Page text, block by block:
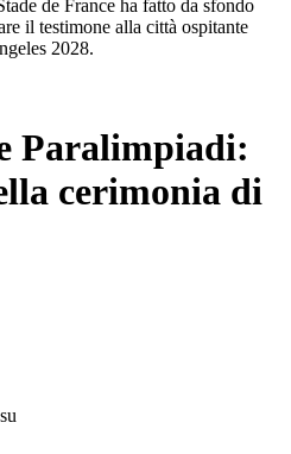
de France ha fatto da sfondo
il testimone alla città ospitante
2028.
Paralimpiadi:
cerimonia di